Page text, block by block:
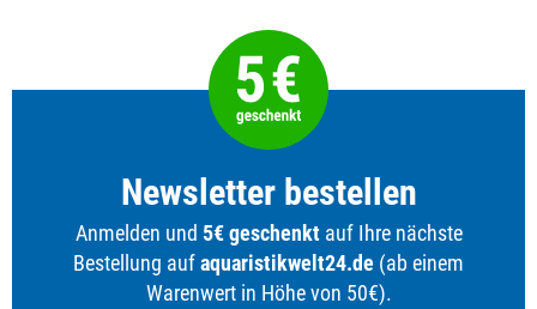
Newsletter bestellen
Anmelden und 5€ geschenktauf Ihre nächste
Bestellung aufaquaristikwelt24.de (ab einem
Warenwert in Höhe von 50€).